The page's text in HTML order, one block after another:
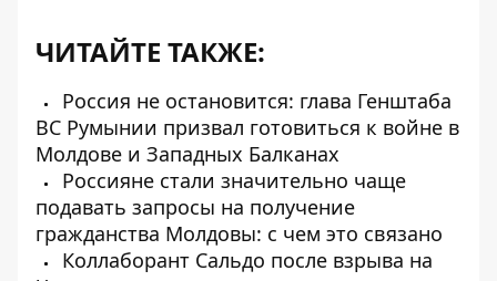
ЧИТАЙТЕ ТАКЖЕ:
Россия не остановится: глава Генштаба
ВС Румынии призвал готовиться к войне в
Молдове и Западных Балканах
Россияне стали значительно чаще
подавать запросы на получение
гражданства Молдовы: с чем это связано
Коллаборант Сальдо после взрыва на